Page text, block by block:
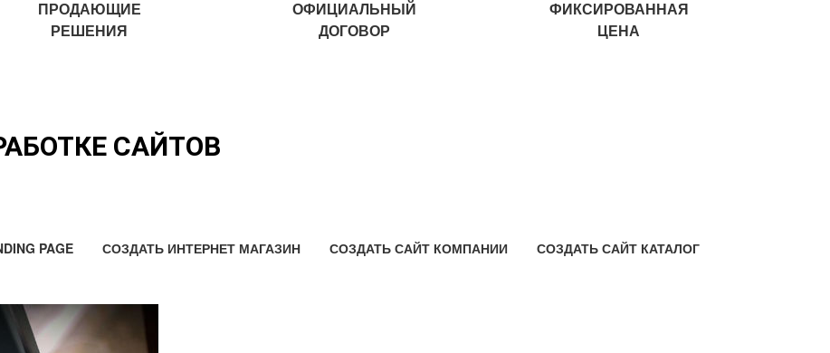
ПРОДАЮЩИЕ
РЕШЕНИЯ
ОФИЦИАЛЬНЫЙ
ДОГОВОР
ФИКСИРОВАННАЯ
ЦЕНА
САЙТОВ
PAGE СОЗДАТЬ ИНТЕРНЕТ МАГАЗИН СОЗДАТЬ САЙТ КОМПАНИИ СОЗДАТЬ САЙТ КАТАЛОГ